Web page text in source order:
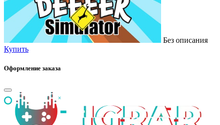
Без описания
Купить
Оформление заказа